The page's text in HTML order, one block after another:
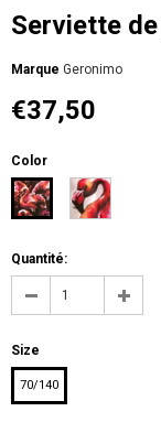
Serviette
Мarque Geronimo
€37,50
Color
Quantité:
Size
70/140